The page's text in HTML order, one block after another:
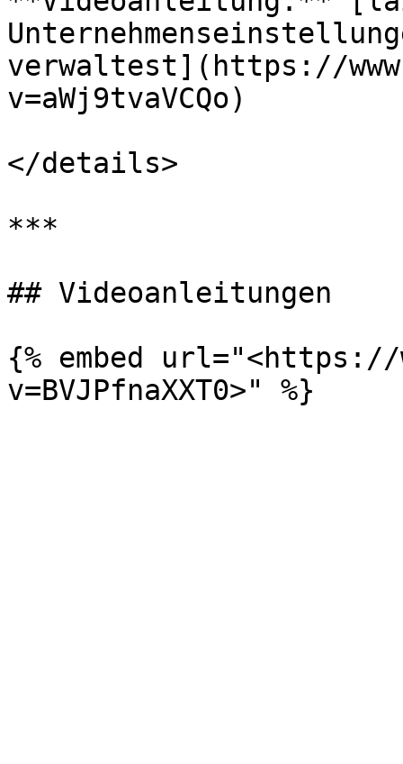
verwaltest](https://
v=aWj9tvaVCQo)
</details>
***
## Videoanleitungen
{% embed url="<https://